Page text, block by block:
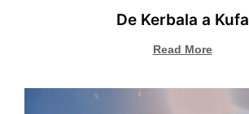
De Kerbala a Kufa
Read More